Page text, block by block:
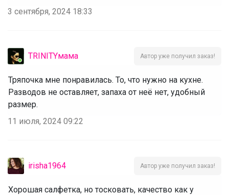
3 сентября, 2024 18:33
TRINITYмама Автор уже получил заказ!
Тряпочка мне понравилась. То, что нужно на кухне.
Разводов не оставляет, запаха от неё нет, удобный
размер.
11 июля, 2024 09:22
irisha1964 Автор уже получил заказ!
Хорошая салфетка, но тосковать, качество как у